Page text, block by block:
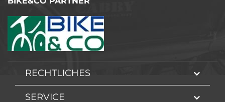
RECHTLICHES
SERVICE